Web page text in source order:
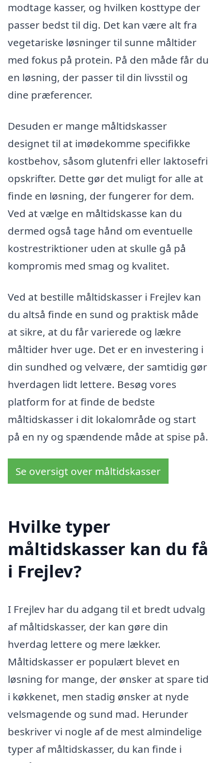
modtage kasser, og hvilken kosttype der
passer bedst til dig. Det kan være alt fra
vegetariske løsninger til sunne måltider
med fokus på protein. På den måde får du
en løsning, der passer til din livsstil og
dine præferencer.
Desuden er mange måltidskasser
designet til at imødekomme specifikke
kostbehov, såsom glutenfri eller laktosefri
opskrifter. Dette gør det muligt for alle at
finde en løsning, der fungerer for dem.
Ved at vælge en måltidskasse kan du
dermed også tage hånd om eventuelle
kostrestriktioner uden at skulle gå på
kompromis med smag og kvalitet.
Ved at bestille måltidskasser i Frejlev kan
du altså finde en sund og praktisk måde
at sikre, at du får varierede og lækre
måltider hver uge. Det er en investering i
din sundhed og velvære, der samtidig gør
hverdagen lidt lettere. Besøg vores
platform for at finde de bedste
måltidskasser i dit lokalområde og start
på en ny og spændende måde at spise på.
Se oversigt over måltidskasser
Hvilke typer
måltidskasser kan du få
i Frejlev?
I Frejlev har du adgang til et bredt udvalg
af måltidskasser, der kan gøre din
hverdag lettere og mere lækker.
Måltidskasser er populært blevet en
løsning for mange, der ønsker at spare tid
i køkkenet, men stadig ønsker at nyde
velsmagende og sund mad. Herunder
beskriver vi nogle af de mest almindelige
typer af måltidskasser, du kan finde i